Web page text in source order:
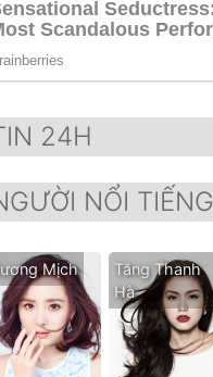
24H
NỔI TIẾNG
Mịch
Tăng Thanh
Hà